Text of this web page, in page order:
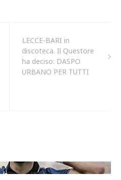
LECCE-BARI in
discoteca. Il Questore
ha deciso: DASPO
URBANO PER TUTTI